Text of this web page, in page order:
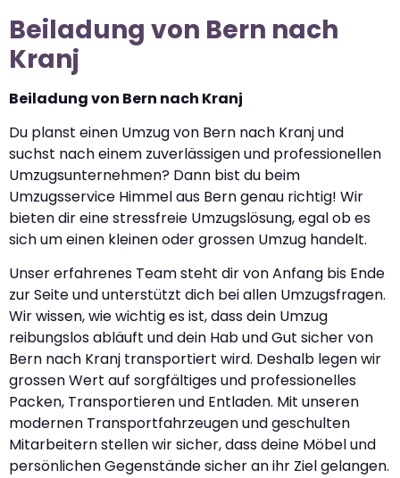
Beiladung von Bern nach
Kranj
Beiladung von Bern nach Kranj
Du planst einen Umzug von Bern nach Kranj und
suchst nach einem zuverlässigen und professionellen
Umzugsunternehmen? Dann bist du beim
Umzugsservice Himmel aus Bern genau richtig! Wir
bieten dir eine stressfreie Umzugslösung, egal ob es
sich um einen kleinen oder grossen Umzug handelt.
Unser erfahrenes Team steht dir von Anfang bis Ende
zur Seite und unterstützt dich bei allen Umzugsfragen.
Wir wissen, wie wichtig es ist, dass dein Umzug
reibungslos abläuft und dein Hab und Gut sicher von
Bern nach Kranj transportiert wird. Deshalb legen wir
grossen Wert auf sorgfältiges und professionelles
Packen, Transportieren und Entladen. Mit unseren
modernen Transportfahrzeugen und geschulten
Mitarbeitern stellen wir sicher, dass deine Möbel und
persönlichen Gegenstände sicher an ihr Ziel gelangen.